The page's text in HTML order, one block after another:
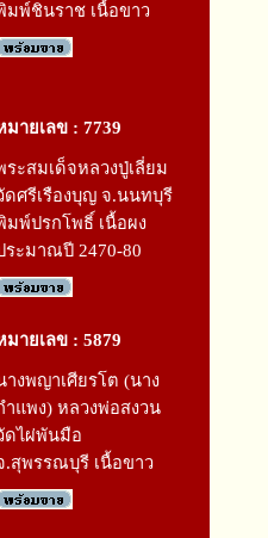
มพ์ชินราช เนื้อขาว
มายเลข : 7739
ระสมเด็จหลวงปู่เลี่ยม
ดศรีเรืองบุญ จ.นนทบุรี
มพ์ปรกโพธิ์ เนื้อผง
ระมาณปี 2470-80
มายเลข : 5879
างพญาเศียรโต (นาง
ำแพง) หลวงพ่อสงวน
ดไผ่พันมือ
.สุพรรณบุรี เนื้อขาว